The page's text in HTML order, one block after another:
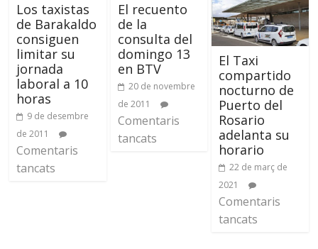
Los taxistas
de Barakaldo
consiguen
limitar su
jornada
laboral a 10
horas
9 de desembre
de 2011
Comentaris
tancats
El recuento
de la
consulta del
domingo 13
en BTV
20 de novembre
de 2011
Comentaris
tancats
El Taxi
compartido
nocturno de
Puerto del
Rosario
adelanta su
horario
22 de març de
2021
Comentaris
tancats